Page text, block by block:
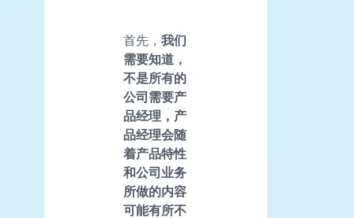
首先， 我们
需要知道，
不是所有的
公司需要产
品经理，产
品经理会随
着产品特性
和公司 业务
所做的内容
可能有所不